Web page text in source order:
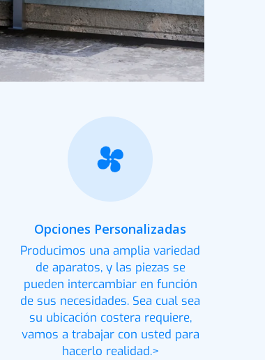
Opciones Personalizadas
Producimos una amplia variedad
de aparatos, y las piezas se
pueden intercambiar en función
de sus necesidades. Sea cual sea
su ubicación costera requiere,
vamos a trabajar con usted para
hacerlo realidad.>